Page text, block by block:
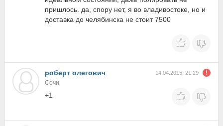
пришлось. да, спору нет, я во владивостоке, но и
доставка до челябинска не стоит 7500
роберт олегович 14.04.2015, 21:29
Сочи
+1